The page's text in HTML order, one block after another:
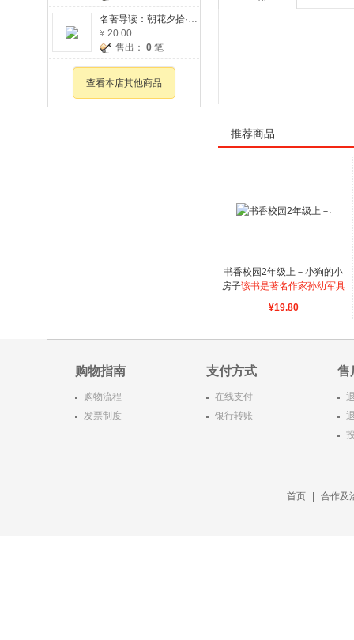
推荐商品
书香校园2年级上－小狗的小
房子该书是著名作家孙幼军具
传达出的积极向上的教育意义
友情和为了朋友甘愿付出一切
入选教育部统编小学语文二年
¥19.80
名著导读：朝花夕拾·呐喊
20.00
售出： 0 笔
查看本店其他商品
购物指南
购物流程
发票制度
支付方式
在线支付
银行转账
售
首页 合作及